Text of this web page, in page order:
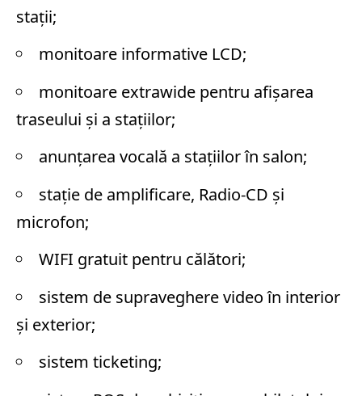
stații;
monitoare informative LCD;
monitoare extrawide pentru afișarea
traseului și a stațiilor;
anunțarea vocală a stațiilor în salon;
stație de amplificare, Radio-CD și
microfon;
WIFI gratuit pentru călători;
sistem de supraveghere video în interior
și exterior;
sistem ticketing;